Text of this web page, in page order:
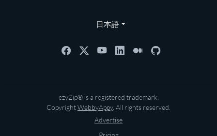
日本語
ezyZip® is a registered trademark.
CopyrightWebbyAppy. All rights reserved.
Advertise